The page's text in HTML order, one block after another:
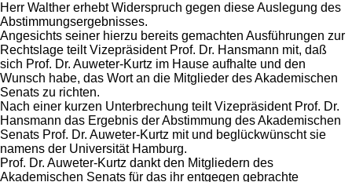
Herr Walther erhebt Widerspruch gegen diese Auslegung des
Abstimmungsergebnisses.
Angesichts seiner hierzu bereits gemachten Ausführungen zur
Rechtslage teilt Vizepräsident Prof. Dr. Hansmann mit, daß
sich Prof. Dr. Auweter-Kurtz im Hause aufhalte und den
Wunsch habe, das Wort an die Mitglieder des Akademischen
Senats zu richten.
Nach einer kurzen Unterbrechung teilt Vizepräsident Prof. Dr.
Hansmann das Ergebnis der Abstimmung des Akademischen
Senats Prof. Dr. Auweter-Kurtz mit und beglückwünscht sie
namens der Universität Hamburg.
Prof. Dr. Auweter-Kurtz dankt den Mitgliedern des
Akademischen Senats für das ihr entgegen gebrachte